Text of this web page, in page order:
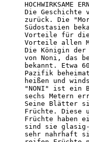
HOCHWIRKSAME
Die Geschichte
zurück. Die
Südostasien
Vorteile für die
Vorteile allen
Die Königin
von Noni, das
bekannt. Etwa
Pazifik
heißen und
"NONI" ist ein
sechs Metern
Seine Blätter
Früchte. Diese
Früchte haben
sind sie glasig-
sehr nahrhaft